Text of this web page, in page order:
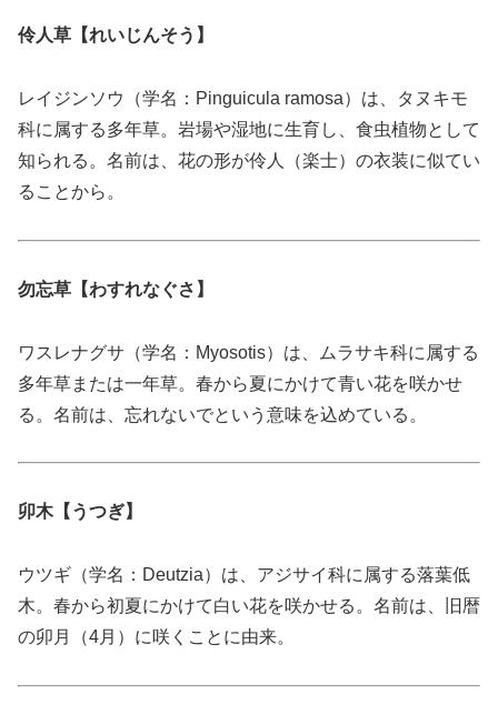
伶人草【れいじんそう】
レイジンソウ（学名：Pinguicula ramosa）は、タヌキモ
科に属する多年草。岩場や湿地に生育し、食虫植物として
知られる。名前は、花の形が伶人（楽士）の衣装に似てい
ることから。
勿忘草【わすれなぐさ】
ワスレナグサ（学名：Myosotis）は、ムラサキ科に属する
多年草または一年草。春から夏にかけて青い花を咲かせ
る。名前は、忘れないでという意味を込めている。
卯木【うつぎ】
ウツギ（学名：Deutzia）は、アジサイ科に属する落葉低
木。春から初夏にかけて白い花を咲かせる。名前は、旧暦
の卯月（4月）に咲くことに由来。